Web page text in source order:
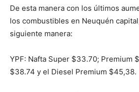
De esta manera con los últimos
los combustibles en Neuquén
siguiente manera:
YPF: Nafta Super $33.70; Premium
$38.74 y el Diesel Premium $45,38.